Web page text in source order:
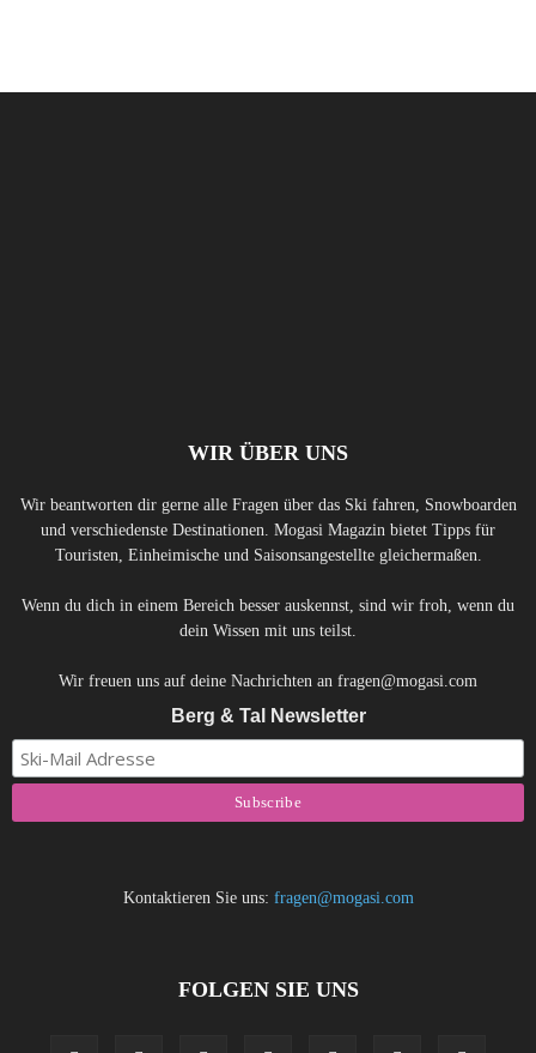
WIR ÜBER UNS
Wir beantworten dir gerne alle Fragen über das Ski fahren, Snowboarden
und verschiedenste Destinationen. Mogasi Magazin bietet Tipps für
Touristen, Einheimische und Saisonsangestellte gleichermaßen.
Wenn du dich in einem Bereich besser auskennst, sind wir froh, wenn du
dein Wissen mit uns teilst.
Wir freuen uns auf deine Nachrichten an fragen@mogasi.com
Berg & Tal Newsletter
Kontaktieren Sie uns: fragen@mogasi.com
FOLGEN SIE UNS